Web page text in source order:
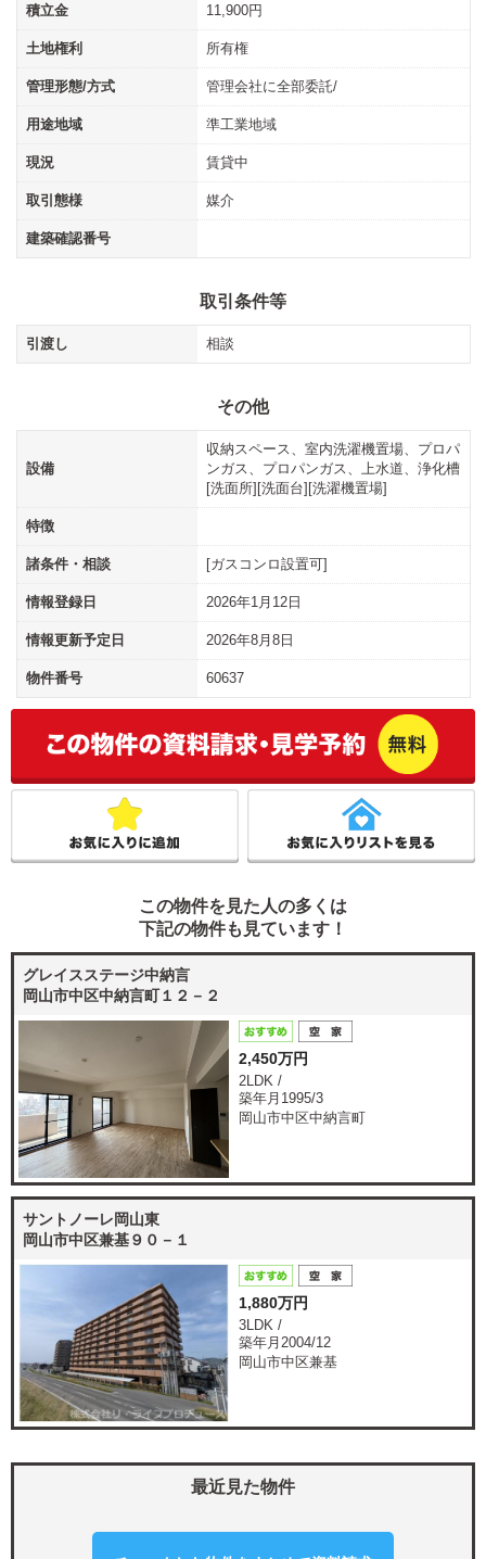
積立金 11,900円
土地権利 所有権
管理形態/方式 管理会社に全部委託/
用途地域 準工業地域
現況 賃貸中
取引態様 媒介
建築確認番号
取引条件等
引渡し 相談
その他
設備
収納スペース、室内洗濯機置場、プロパ
ンガス、プロパンガス、上水道、浄化槽
[洗面所][洗面台][洗濯機置場]
特徴
諸条件・相談 [ガスコンロ設置可]
情報登録日 2026年1月12日
情報更新予定日 2026年8月8日
物件番号 60637
この物件を見た人の多くは
下記の物件も見ています！
グレイスステージ中納言
岡山市中区中納言町１２－２
2,450万円
2LDK /
築年月1995/3
岡山市中区中納言町
サントノーレ岡山東
岡山市中区兼基９０－１
1,880万円
3LDK /
築年月2004/12
岡山市中区兼基
最近見た物件